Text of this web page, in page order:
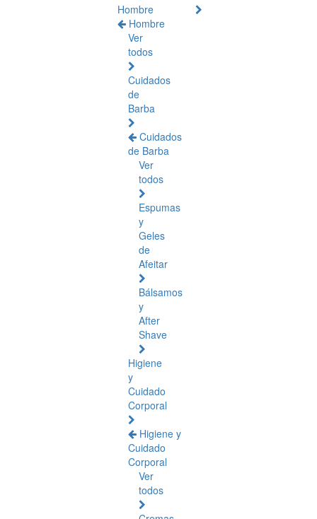
Hombre
Hombre
Ver
todos
Cuidados
de
Barba
Cuidados
de Barba
Ver
todos
Espumas
y
Geles
de
Afeitar
Bálsamos
y
After
Shave
Higiene
y
Cuidado
Corporal
Higiene y
Cuidado
Corporal
Ver
todos